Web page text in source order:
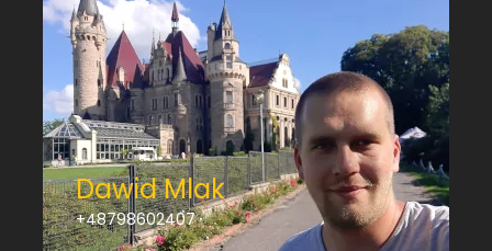
Dawid Mlak
+48798602407